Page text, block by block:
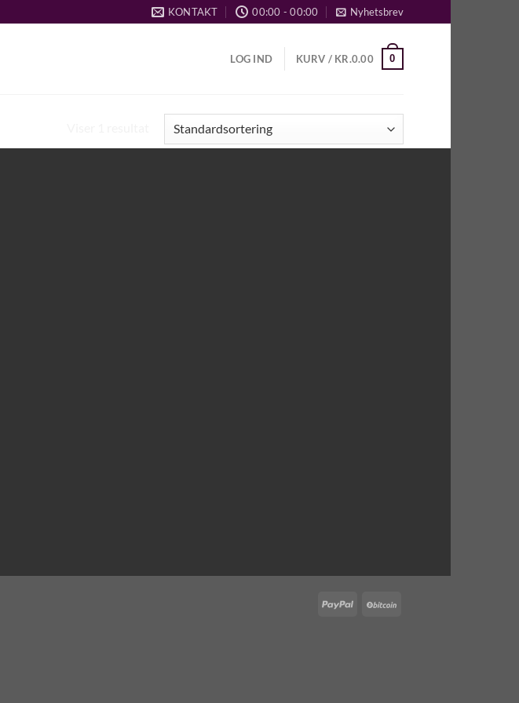
KONTAKT 00:00 - 00:00 Nyhetsbrev
LOG IND KURV / KR.0.00 0